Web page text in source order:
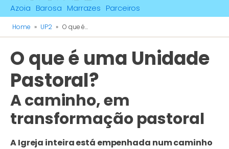
Azoia Barosa Marrazes Parceiros
Home » UP2 » O que é...
O que é uma Unidade
Pastoral?
A caminho, em
transformação pastoral
A Igreja inteira está empenhada num caminho